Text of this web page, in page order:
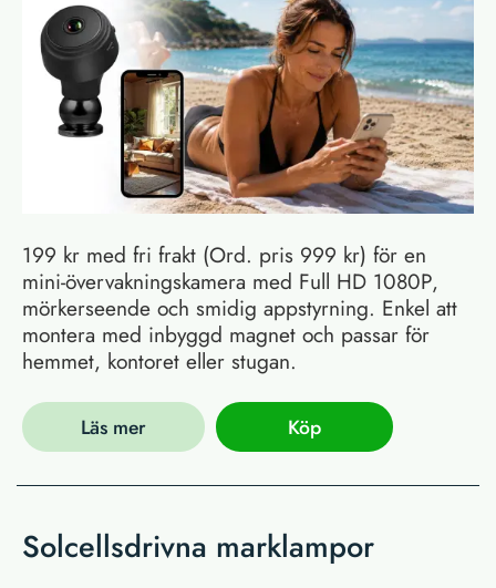
199 kr med fri frakt (Ord. pris 999 kr) för en
mini-övervakningskamera med Full HD 1080P,
mörkerseende och smidig appstyrning. Enkel att
montera med inbyggd magnet och passar för
hemmet, kontoret eller stugan.
Läs mer Köp
Solcellsdrivna marklampor